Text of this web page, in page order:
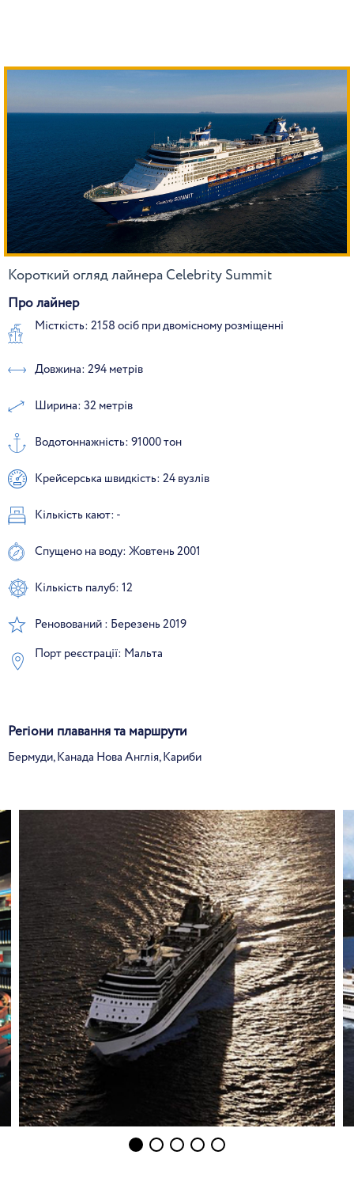
Короткий огляд лайнера Celebrity Summit
Про лайнер
Місткість: 2158 осіб при двомісному розміщенні
Довжина: 294 метрів
Ширина: 32 метрів
Водотоннажність: 91000 тон
Крейсерська швидкість: 24 вузлів
Кількість кают: -
Спущено на воду: Жовтень 2001
Кількість палуб: 12
Реновований : Березень 2019
Порт реєстрації: Мальта
Регіони плавання та маршрути
Бермуди, Канада Нова Англія, Кариби